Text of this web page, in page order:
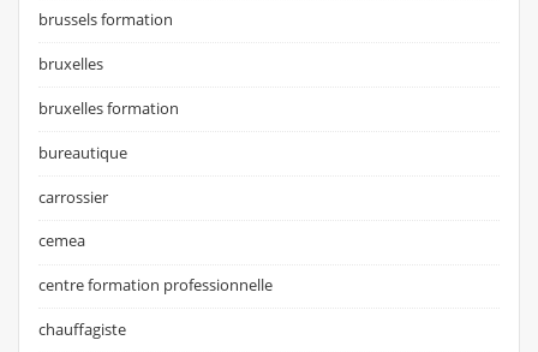
brussels formation
bruxelles
bruxelles formation
bureautique
carrossier
cemea
centre formation professionnelle
chauffagiste